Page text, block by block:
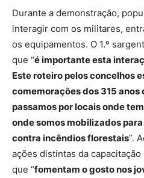
Durante a demonstração,
interagir com os militares,
os equipamentos. O 1.º
que “é importante esta
Este roteiro pelos concelhos
comemorações dos 315
passamos por locais onde
onde somos mobilizados
contra incêndios florestais”.
ações distintas da
que “fomentam o gosto nos